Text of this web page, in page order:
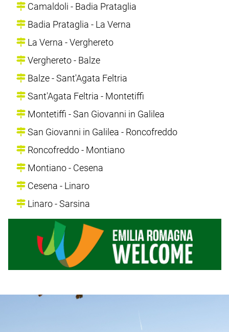
Camaldoli - Badia Prataglia
Badia Prataglia - La Verna
La Verna - Verghereto
Verghereto - Balze
Balze - Sant'Agata Feltria
Sant'Agata Feltria - Montetiffi
Montetiffi - San Giovanni in Galilea
San Giovanni in Galilea - Roncofreddo
Roncofreddo - Montiano
Montiano - Cesena
Cesena - Linaro
Linaro - Sarsina